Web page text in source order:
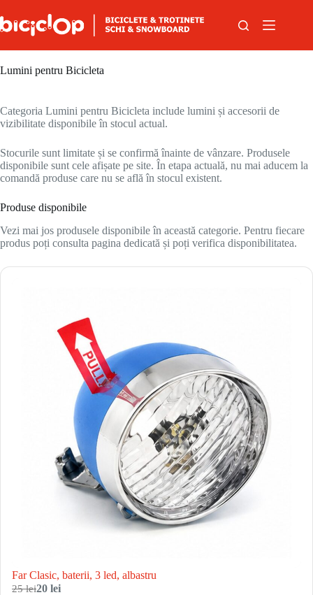
Lumini pentru Bicicleta
Categoria Lumini pentru Bicicleta include lumini și accesorii de
vizibilitate disponibile în stocul actual.
Stocurile sunt limitate și se confirmă înainte de vânzare. Produsele
disponibile sunt cele afișate pe site. În etapa actuală, nu mai aducem la
comandă produse care nu se află în stocul existent.
Produse disponibile
Vezi mai jos produsele disponibile în această categorie. Pentru fiecare
produs poți consulta pagina dedicată și poți verifica disponibilitatea.
Far Clasic, baterii, 3 led, albastru
25 lei20 lei